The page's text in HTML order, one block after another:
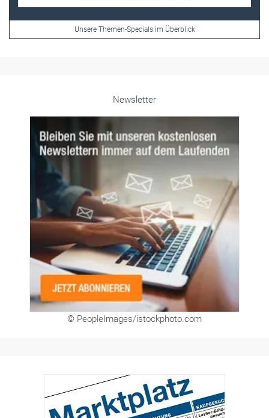
Unsere Themen-Specials im Überblick
Newsletter
© PeopleImages/istockphoto.com